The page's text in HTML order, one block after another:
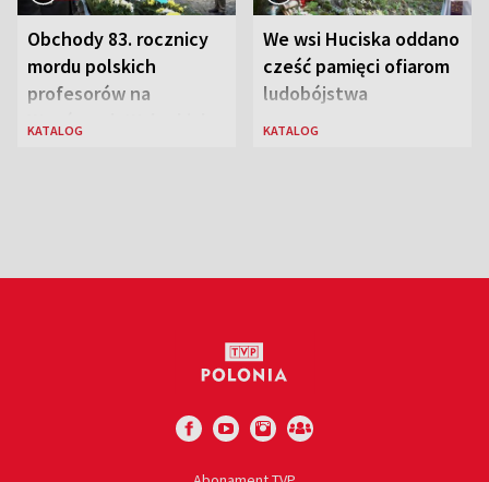
Obchody 83. rocznicy
mordu polskich
profesorów na
Wzgórzach Wuleckich
KATALOG
We wsi Huciska oddano
cześć pamięci ofiarom
ludobójstwa
KATALOG